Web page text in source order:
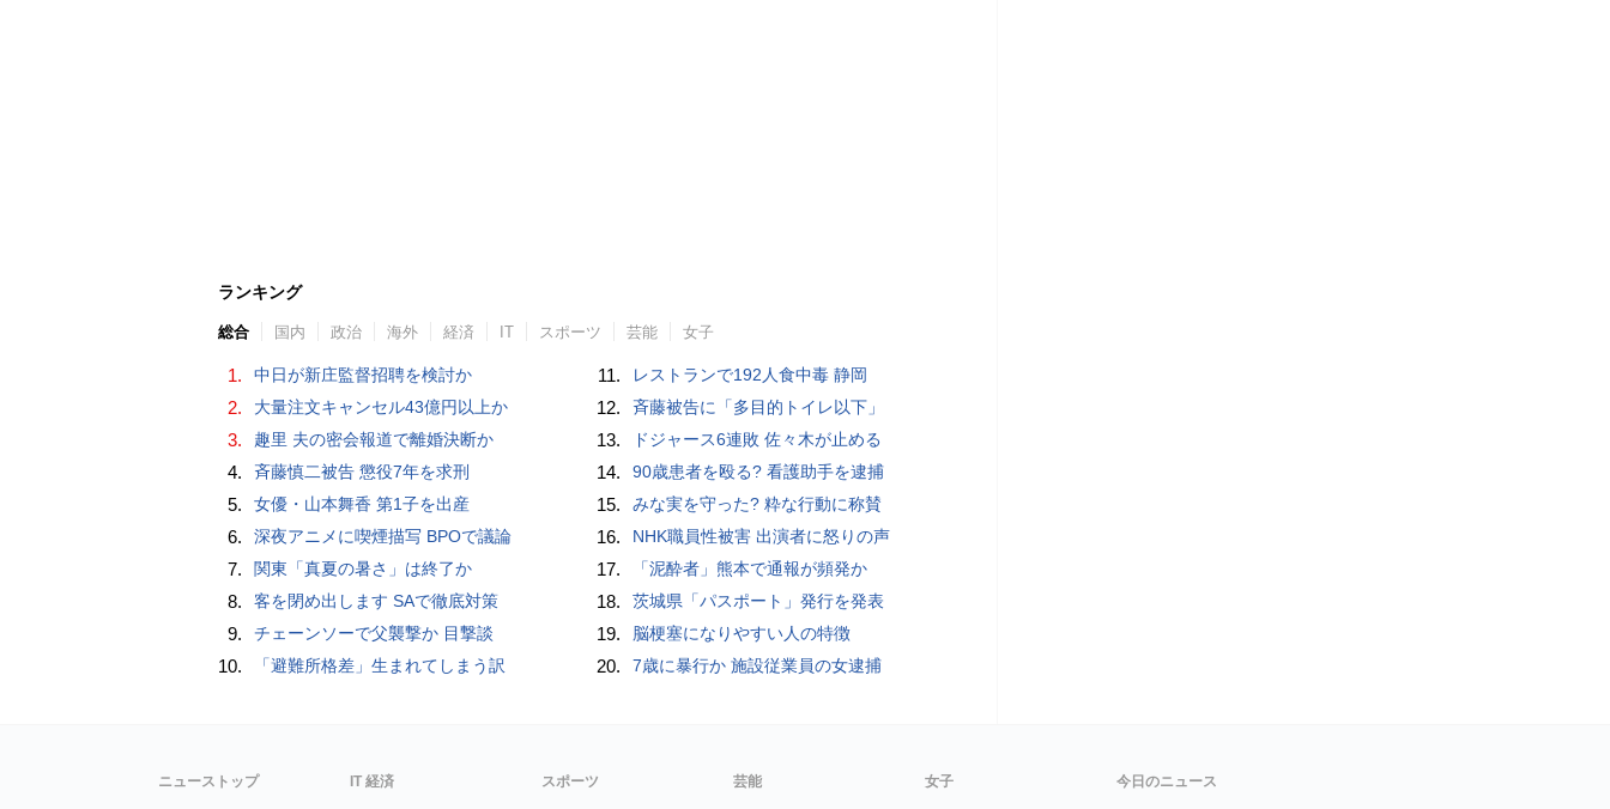
ランキング
総合 国内 政治 海外 経済 IT スポーツ 芸能 女子
1. 中日が新庄監督招聘を検討か
2. 大量注文キャンセル43億円以上か
3. 趣里 夫の密会報道で離婚決断か
4. 斉藤慎二被告 懲役7年を求刑
5. 女優・山本舞香 第1子を出産
6. 深夜アニメに喫煙描写 BPOで議論
7. 関東「真夏の暑さ」は終了か
8. 客を閉め出します SAで徹底対策
9. チェーンソーで父襲撃か 目撃談
10. 「避難所格差」生まれてしまう訳
11. レストランで192人食中毒 静岡
12. 斉藤被告に「多目的トイレ以下」
13. ドジャース6連敗 佐々木が止める
14. 90歳患者を殴る? 看護助手を逮捕
15. みな実を守った? 粋な行動に称賛
16. NHK職員性被害 出演者に怒りの声
17. 「泥酔者」熊本で通報が頻発か
18. 茨城県「パスポート」発行を発表
19. 脳梗塞になりやすい人の特徴
20. 7歳に暴行か 施設従業員の女逮捕
ニューストップ IT 経済 スポーツ 芸能 女子 今日のニュース